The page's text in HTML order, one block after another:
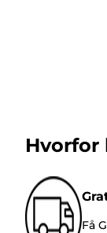
Hvorfor
Få